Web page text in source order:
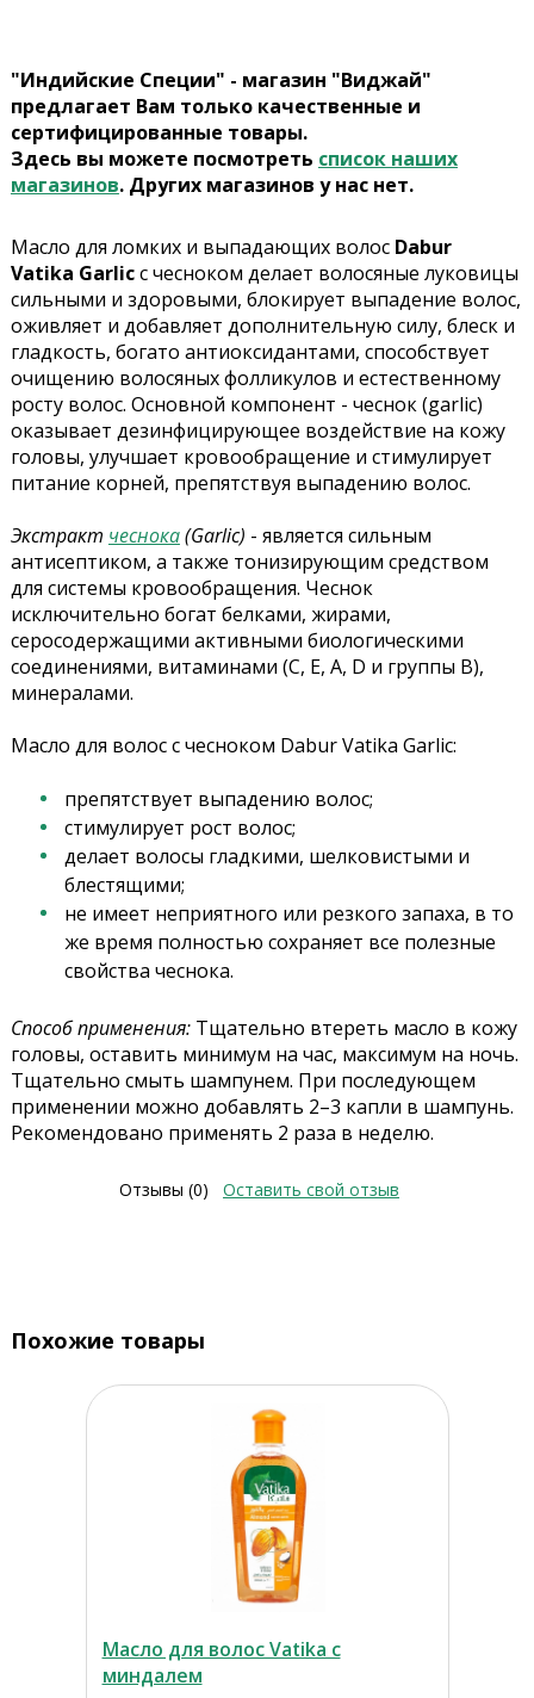
"Индийские Специи" - магазин "Виджай"
предлагает Вам только качественные и
сертифицированные товары.
Здесь вы можете посмотреть список наших
магазинов. Других магазинов у нас нет.
Масло для ломких и выпадающих волос Dabur
Vatika Garlicс чесноком делает волосяные луковицы
сильными и здоровыми, блокирует выпадение волос,
оживляет и добавляет дополнительную силу, блеск и
гладкость, богато антиоксидантами, способствует
очищению волосяных фолликулов и естественному
росту волос. Основной компонент - чеснок (garlic)
оказывает дезинфицирующее воздействие на кожу
головы, улучшает кровообращение и стимулирует
питание корней, препятствуя выпадению волос.
Экстракт чеснока(Garlic) - является сильным
антисептиком, а также тонизирующим средством
для системы кровообращения. Чеснок
исключительно богат белками, жирами,
серосодержащими активными биологическими
соединениями, витаминами (С, Е, А, D и группы В),
минералами.
Масло для волос с чесноком Dabur Vatika Garlic:
препятствует выпадению волос;
стимулирует рост волос;
делает волосы гладкими, шелковистыми и
блестящими;
не имеет неприятного или резкого запаха, в то
же время полностью сохраняет все полезные
свойства чеснока.
Способ применения:Тщательно втереть масло в кожу
головы, оставить минимум на час, максимум на ночь.
Тщательно смыть шампунем. При последующем
применении можно добавлять 2–3 капли в шампунь.
Рекомендовано применять 2 раза в неделю.
Отзывы (0) Оставить свой отзыв
Похожие товары
Масло для волос Vatika с
миндалем